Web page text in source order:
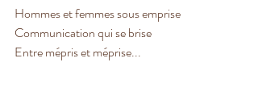
Hommes et femmes sous emprise
Communication qui se brise
Entre mépris et méprise...